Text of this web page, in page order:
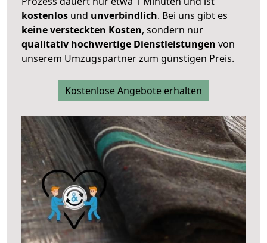
kostenlos und unverbindlich. Bei uns gibt es
keine versteckten Kosten, sondern nur
qualitativ hochwertige Dienstleistungen von
unserem Umzugspartner zum günstigen Preis.
Kostenlose Angebote erhalten